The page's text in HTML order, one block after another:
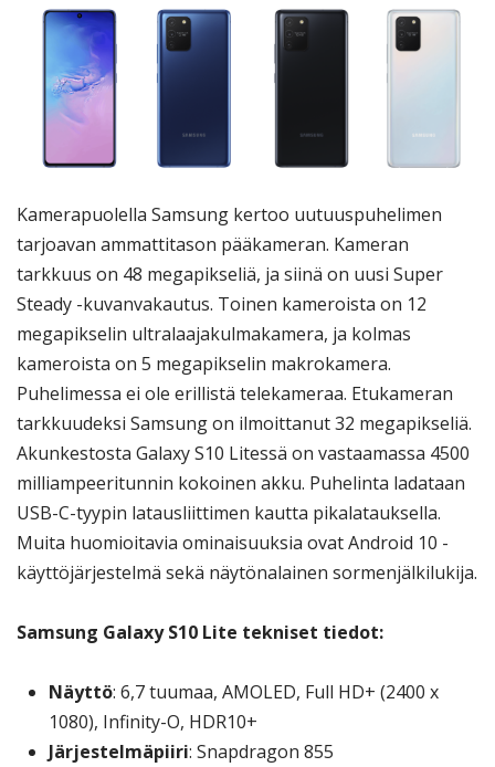
Kamerapuolella Samsung kertoo uutuuspuhelimen
tarjoavan ammattitason pääkameran. Kameran
tarkkuus on 48 megapikseliä, ja siinä on uusi Super
Steady -kuvanvakautus. Toinen kameroista on 12
megapikselin ultralaajakulmakamera, ja kolmas
kameroista on 5 megapikselin makrokamera.
Puhelimessa ei ole erillistä telekameraa. Etukameran
tarkkuudeksi Samsung on ilmoittanut 32 megapikseliä.
Akunkestosta Galaxy S10 Litessä on vastaamassa 4500
milliampeeritunnin kokoinen akku. Puhelinta ladataan
USB-C-tyypin latausliittimen kautta pikalatauksella.
Muita huomioitavia ominaisuuksia ovat Android 10 -
käyttöjärjestelmä sekä näytönalainen sormenjälkilukija.
Samsung Galaxy S10 Lite tekniset tiedot:
Näyttö: 6,7 tuumaa, AMOLED, Full HD+ (2400 x
1080), Infinity-O, HDR10+
Järjestelmäpiiri: Snapdragon 855